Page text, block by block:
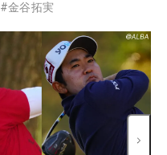
#金谷拓実